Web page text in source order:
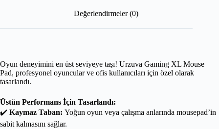
Değerlendirmeler (0)
Oyun deneyimini en üst seviyeye taşı! Urzuva Gaming XL Mouse
Pad, profesyonel oyuncular ve ofis kullanıcıları için özel olarak
tasarlandı.
Üstün Performans İçin Tasarlandı:
✔️ Kaymaz Taban: Yoğun oyun veya çalışma anlarında mousepad’in
sabit kalmasını sağlar.